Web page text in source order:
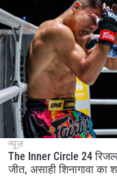
न्यूज़
The Inner Circle 24
जीत, असाही शिनागावा का